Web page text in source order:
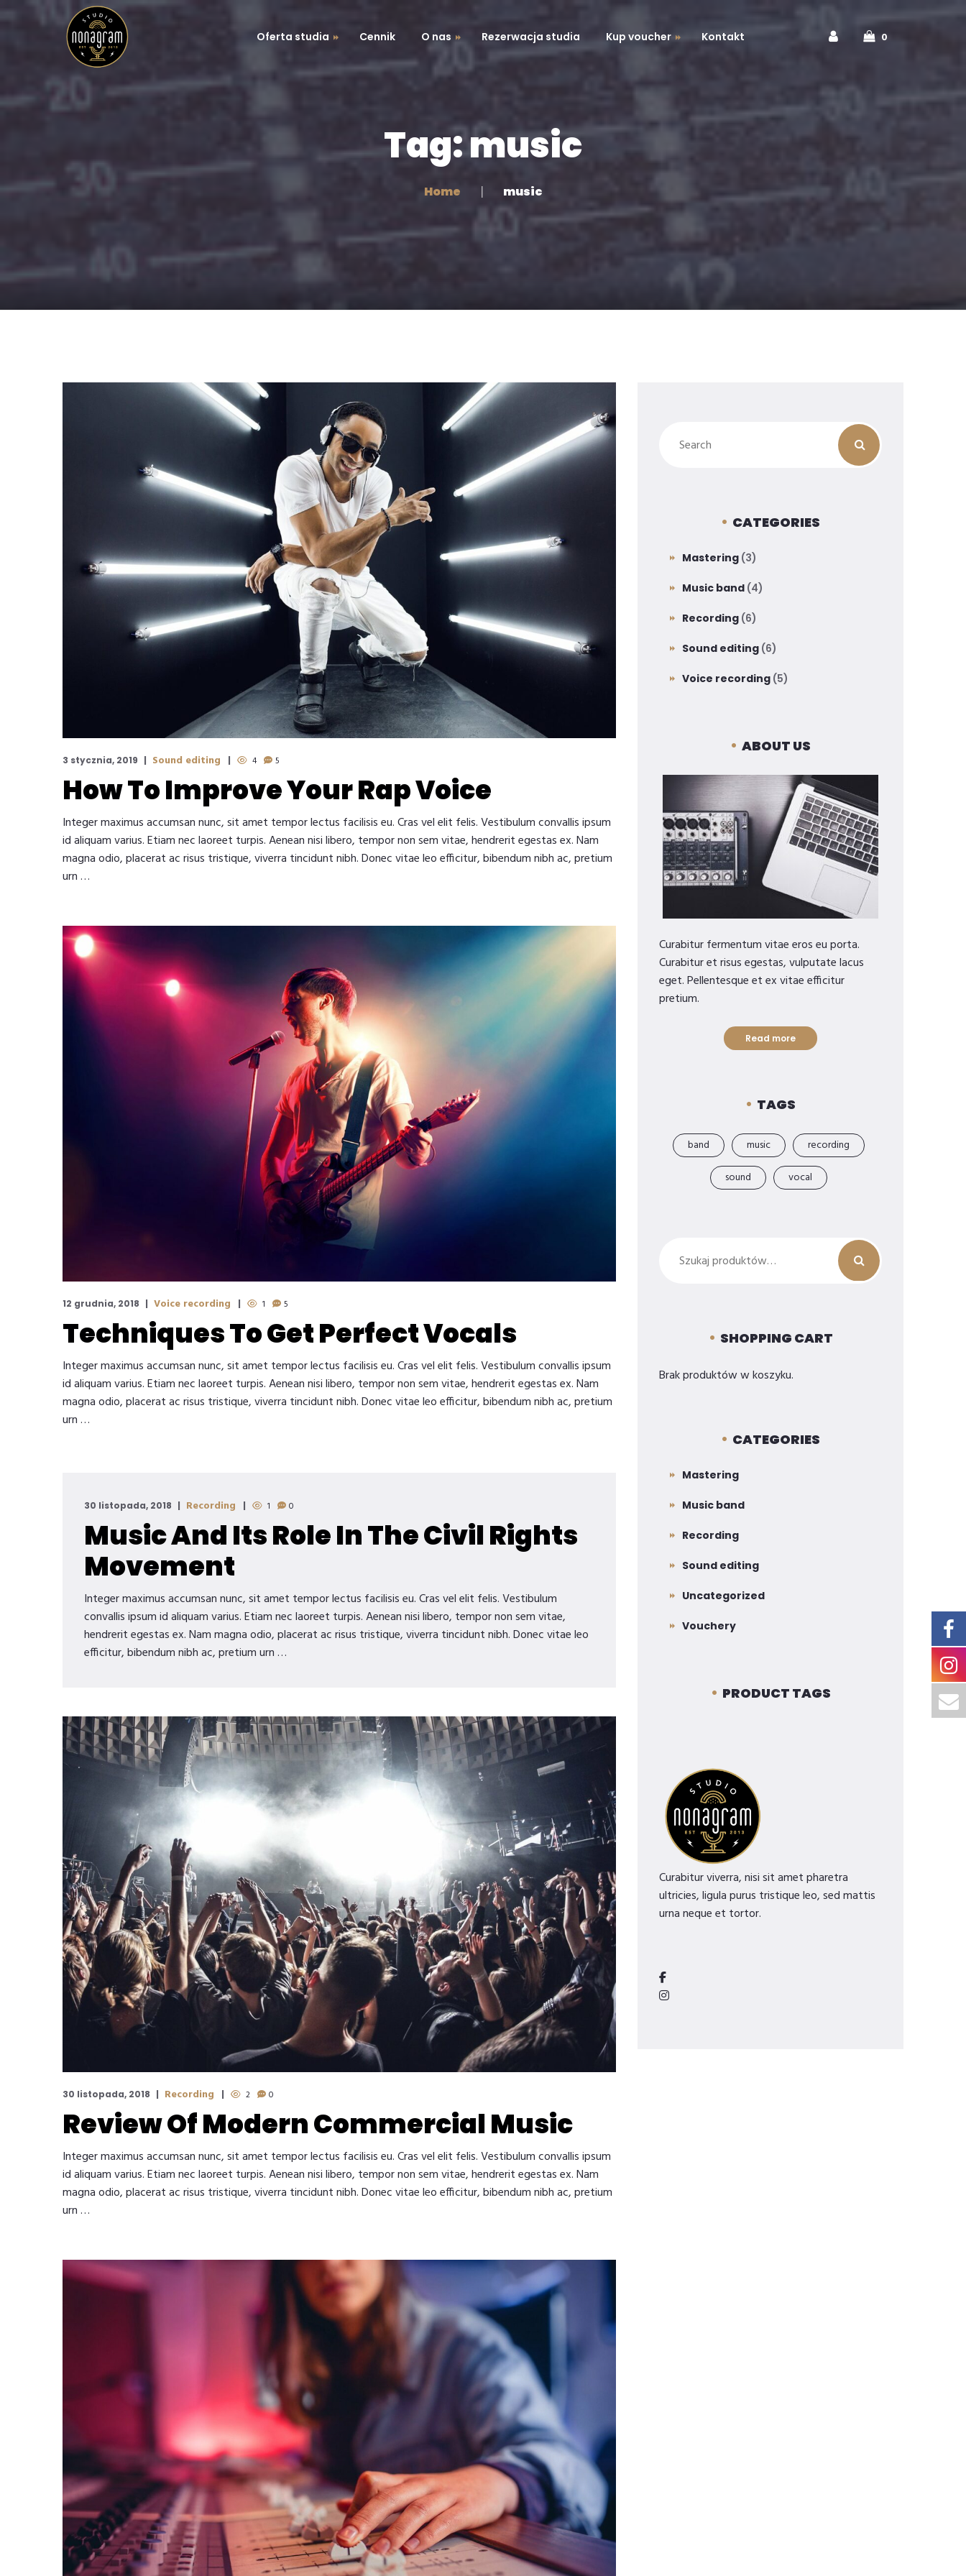
Oferta studia
Podcasty
Cennik O nas Rezerwacja studia Kup voucher
Moje konto
Kontakt 0
Tag: music
Home music
3 stycznia, 2019 Sound editing 4 5
How To Improve Your Rap Voice
Integer maximus accumsan nunc, sit amet tempor lectus facilisis eu. Cras vel elit felis. Vestibulum convallis ipsum
id aliquam varius. Etiam nec laoreet turpis. Aenean nisi libero, tempor non sem vitae, hendrerit egestas ex. Nam
magna odio, placerat ac risus tristique, viverra tincidunt nibh. Donec vitae leo efficitur, bibendum nibh ac, pretium
urn …
12 grudnia, 2018 Voice recording 1 5
Techniques To Get Perfect Vocals
Integer maximus accumsan nunc, sit amet tempor lectus facilisis eu. Cras vel elit felis. Vestibulum convallis ipsum
id aliquam varius. Etiam nec laoreet turpis. Aenean nisi libero, tempor non sem vitae, hendrerit egestas ex. Nam
magna odio, placerat ac risus tristique, viverra tincidunt nibh. Donec vitae leo efficitur, bibendum nibh ac, pretium
urn …
30 listopada, 2018 Recording 1 0
Music And Its Role In The Civil Rights
Movement
Integer maximus accumsan nunc, sit amet tempor lectus facilisis eu. Cras vel elit felis. Vestibulum
convallis ipsum id aliquam varius. Etiam nec laoreet turpis. Aenean nisi libero, tempor non sem vitae,
hendrerit egestas ex. Nam magna odio, placerat ac risus tristique, viverra tincidunt nibh. Donec vitae leo
efficitur, bibendum nibh ac, pretium urn …
30 listopada, 2018 Recording 2 0
Review Of Modern Commercial Music
Integer maximus accumsan nunc, sit amet tempor lectus facilisis eu. Cras vel elit felis. Vestibulum convallis ipsum
id aliquam varius. Etiam nec laoreet turpis. Aenean nisi libero, tempor non sem vitae, hendrerit egestas ex. Nam
magna odio, placerat ac risus tristique, viverra tincidunt nibh. Donec vitae leo efficitur, bibendum nibh ac, pretium
urn …
CATEGORIES
Mastering (3)
Music band (4)
Recording (6)
Sound editing (6)
Voice recording (5)
ABOUT US
Curabitur fermentum vitae eros eu porta.
Curabitur et risus egestas, vulputate lacus
eget. Pellentesque et ex vitae efficitur
pretium.
Read more
TAGS
band music
recording
sound
vocal
SHOPPING CART
Brak produktów w koszyku.
CATEGORIES
Mastering
Music band
Recording
Sound editing
Uncategorized
Vouchery
PRODUCT TAGS
Curabitur viverra, nisi sit amet pharetra
ultricies, ligula purus tristique leo, sed mattis
urna neque et tortor.